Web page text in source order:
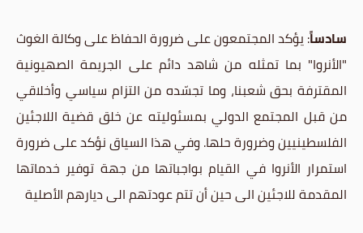
سادساً: يؤكد المجتمعون على ضرورة الحفاظ على وكالة الغوث
"الأنروا" بما تمثله من شاهد دائم على الجريمة الصهيونية
المقترفة بحق شعبنا، وما تجسّده من التزام سياسي وأخلاقي
من قبل المجتمع الدولي بمسئوليته عن خلق قضية اللاجئين
الفلسطينيين وضرورة حلها. وفي هذا السياق نؤكد على ضرورة
استمرار الأنروا في القيام بواجباتها من جهة توفير خدماتها
المقدمة للاجئين الى حين أن تتم عودتهم الى ديارهم الأصلية